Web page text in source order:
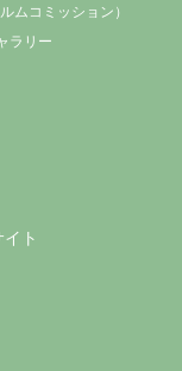
ムコミッション）
ラリー
ト